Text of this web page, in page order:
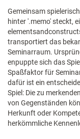
Gemeinsam
hinter '.memo' steckt,
transportiert das
Seminarraum.
enpuppte sich das
Spaßfaktor für
dafür ist ein
Spiel: Die zu
von Gegenständen
Herkunft oder
herkömmliche